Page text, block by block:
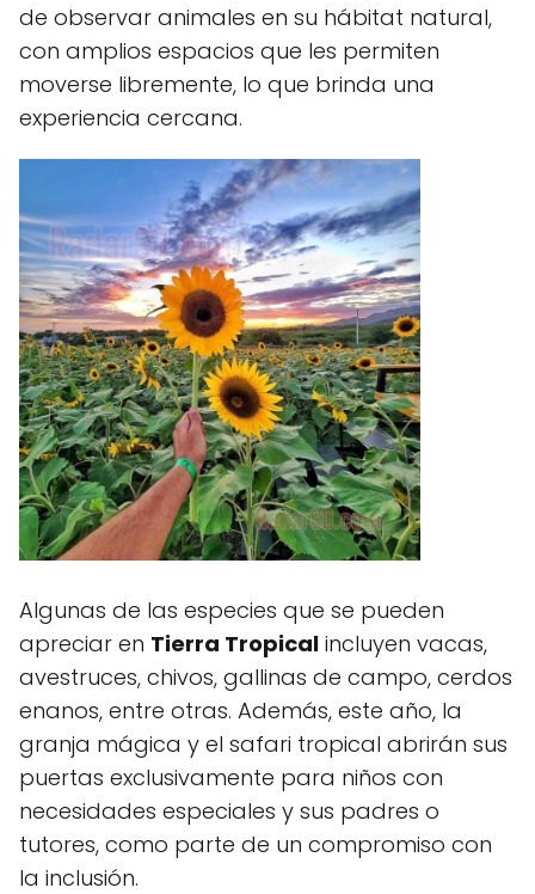
de observar animales en su hábitat natural,
con amplios espacios que les permiten
moverse libremente, lo que brinda una
experiencia cercana.
Algunas de las especies que se pueden
apreciar en Tierra Tropical incluyen vacas,
avestruces, chivos, gallinas de campo, cerdos
enanos, entre otras. Además, este año, la
granja mágica y el safari tropical abrirán sus
puertas exclusivamente para niños con
necesidades especiales y sus padres o
tutores, como parte de un compromiso con
la inclusión.